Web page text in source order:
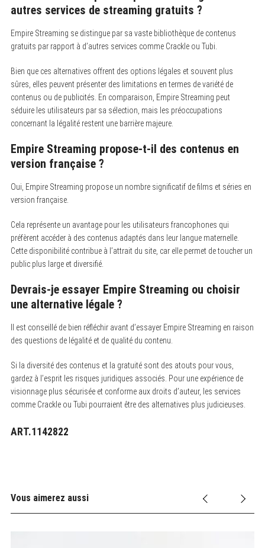
autres services de streaming gratuits ?
Empire Streaming se distingue par sa vaste bibliothèque de contenus
gratuits par rapport à d’autres services comme Crackle ou Tubi.
Bien que ces alternatives offrent des options légales et souvent plus
sûres, elles peuvent présenter des limitations en termes de variété de
contenus ou de publicités. En comparaison, Empire Streaming peut
séduire les utilisateurs par sa sélection, mais les préoccupations
concernant la légalité restent une barrière majeure.
Empire Streaming propose-t-il des contenus en
version française ?
Oui, Empire Streaming propose un nombre significatif de films et séries en
version française.
Cela représente un avantage pour les utilisateurs francophones qui
préfèrent accéder à des contenus adaptés dans leur langue maternelle.
Cette disponibilité contribue à l’attrait du site, car elle permet de toucher un
public plus large et diversifié.
Devrais-je essayer Empire Streaming ou choisir
une alternative légale ?
Il est conseillé de bien réfléchir avant d’essayer Empire Streaming en raison
des questions de légalité et de qualité du contenu.
Si la diversité des contenus et la gratuité sont des atouts pour vous,
gardez à l’esprit les risques juridiques associés. Pour une expérience de
visionnage plus sécurisée et conforme aux droits d’auteur, les services
comme Crackle ou Tubi pourraient être des alternatives plus judicieuses.
ART.1142822
Vous aimerez aussi